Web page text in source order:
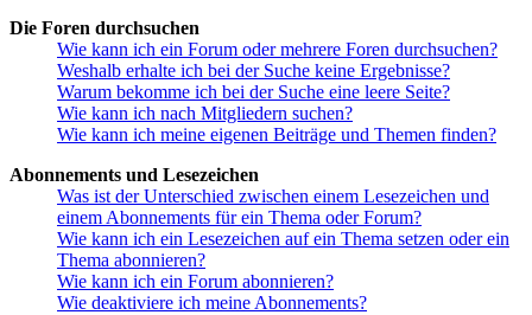
Die Foren durchsuchen
Wie kann ich ein Forum oder mehrere Foren durchsuchen?
Weshalb erhalte ich bei der Suche keine Ergebnisse?
Warum bekomme ich bei der Suche eine leere Seite?
Wie kann ich nach Mitgliedern suchen?
Wie kann ich meine eigenen Beiträge und Themen finden?
Abonnements und Lesezeichen
Was ist der Unterschied zwischen einem Lesezeichen und
einem Abonnements für ein Thema oder Forum?
Wie kann ich ein Lesezeichen auf ein Thema setzen oder ein
Thema abonnieren?
Wie kann ich ein Forum abonnieren?
Wie deaktiviere ich meine Abonnements?